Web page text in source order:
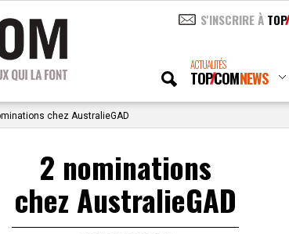
S'INSCRIRE À TOP
ACTUALITÉS
TOPCOMNEWS
chez AustralieGAD
2 nominations
chez AustralieGAD